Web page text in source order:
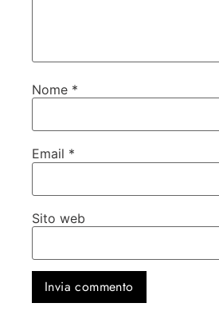
Nome *
Email *
Sito web